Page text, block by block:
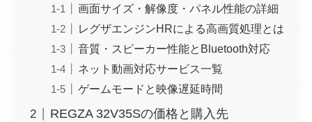
画面サイズ・解像度・パネル性能の詳細
レグザエンジンHRによる高画質処理とは
音質・スピーカー性能とBluetooth対応
ネット動画対応サービス一覧
ゲームモードと映像遅延時間
REGZA 32V35Sの価格と購入先